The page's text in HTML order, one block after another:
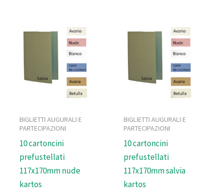
BIGLIETTI AUGURALI E
PARTECIPAZIONI
10 cartoncini
prefustellati
117x170mm nude
kartos
BIGLIETTI AUGURALI E
PARTECIPAZIONI
10 cartoncini
prefustellati
117x170mm salvia
kartos